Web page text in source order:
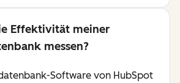
Effektivität meiner
messen?
Software von HubSpot